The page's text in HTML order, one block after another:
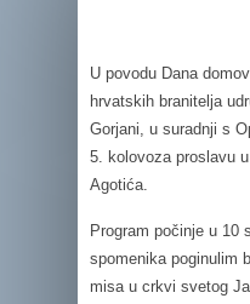
U povodu Dana
hrvatskih branitelja
Gorjani, u suradnji s
5. kolovoza proslavu
Agotića.
Program počinje u 10
spomenika poginulim
misa u crkvi svetog